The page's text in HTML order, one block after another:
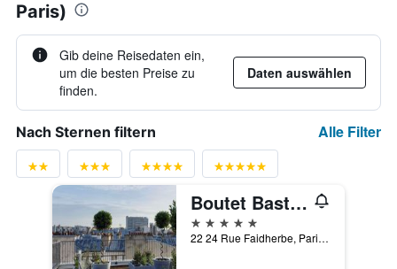
Paris)
Gib deine Reisedaten ein,
um die besten Preise zu
finden.
Daten auswählen
Nach Sternen filtern Alle Filter
Boutet Bastille Hotel Paris - MGallery Collection
5 Sterne
22 24 Rue Faidherbe, Paris, Frankreich